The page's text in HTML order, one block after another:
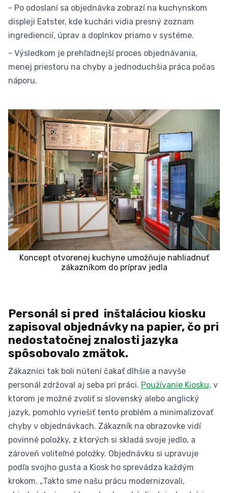
- Po odoslaní sa objednávka zobrazí na kuchynskom
displeji Eatster, kde kuchári vidia presný zoznam
ingrediencií, úprav a doplnkov priamo v systéme.
- Výsledkom je prehľadnejší proces objednávania,
menej priestoru na chyby a jednoduchšia práca počas
náporu.
Koncept otvorenej kuchyne umožňuje nahliadnuť
zákazníkom do príprav jedla
Personál si pred inštaláciou kiosku
zapisoval objednávky na papier, čo pri
nedostatočnej znalosti jazyka
spôsobovalo zmätok.
Zákazníci tak boli nútení čakať dlhšie a navyše
personál zdržoval aj seba pri práci. Používanie Kiosku, v
ktorom je možné zvoliť si slovenský alebo anglický
jazyk, pomohlo vyriešiť tento problém a minimalizovať
chyby v objednávkach. Zákazník na obrazovke vidí
povinné položky, z ktorých si skladá svoje jedlo, a
zároveň voliteľné položky. Objednávku si upravuje
podľa svojho gusta a Kiosk ho sprevádza každým
krokom. „Takto sme našu prácu modernizovali,